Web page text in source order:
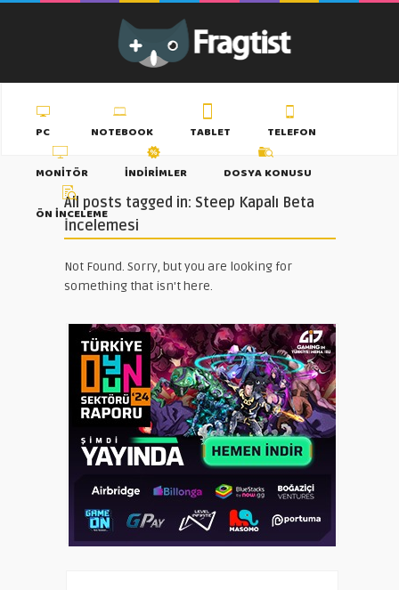
PC NOTEBOOK TABLET
TELEFON
MONITÖR
İNDIRIMLER
DOSYA KONUSU
ÖN İNCELEME
All posts tagged in: Steep Kapalı Beta
İncelemesi
Not Found. Sorry, but you are looking for
something that isn't here.